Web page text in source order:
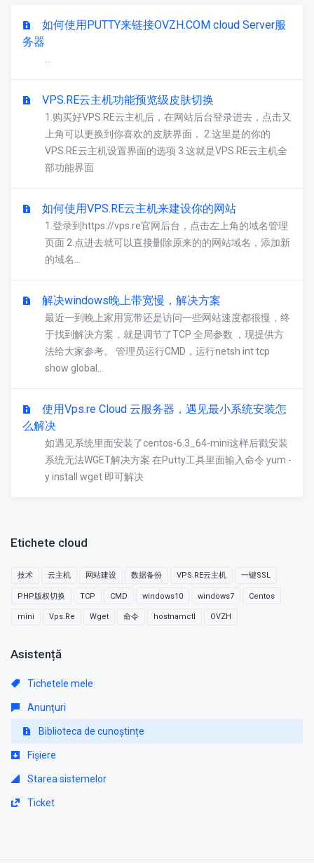
如何使用PUTTY来链接OVZH.COM cloud Server服
务器
VPS.RE云主机功能预览级皮肤切换
1.购买好VPS.RE云主机后，在网站后台登录进去，点击又
上角可以更换到你喜欢的皮肤界面， 2.这里是的你的
VPS.RE云主机设置界面的选项 3.这就是VPS.RE云主机全
部功能界面
如何使用VPS.RE云主机来建设你的网站
1.登录到https://vps.re官网后台，点击左上角的域名管理
页面 2.点进去就可以直接删除原来的的网站域名，添加新
的域名...
解决windows晚上带宽慢，解决方案
最近一到晚上家用宽带还是访问一些网站速度都很慢，终
于找到解决方案，就是调节了TCP 全局参数 ，现提供方
法给大家参考。 管理员运行CMD，运行netsh int tcp
show global...
使用Vps.re Cloud 云服务器，遇见最小系统安装怎
么解决
如遇见系统里面安装了centos-6.3_64-mini这样后戳安装
系统无法WGET解决方案 在Putty工具里面输入命令 yum -
y install wget 即可解决
Etichete cloud
技术 云主机 网站建设 数据备份 VPS.RE云主机 一键SSL
PHP版权切换 TCP CMD windows10 windows7 Centos
mini Vps.Re Wget 命令 hostnamctl OVZH
Asistență
Tichetele mele
Anunțuri
Biblioteca de cunoștințe
Fișiere
Starea sistemelor
Ticket